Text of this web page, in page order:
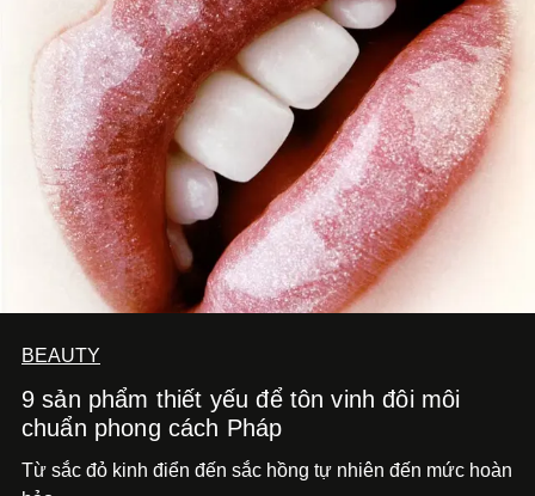
BEAUTY
9 sản phẩm thiết yếu để tôn vinh đôi môi
chuẩn phong cách Pháp
Từ sắc đỏ kinh điển đến sắc hồng tự nhiên đến mức hoàn